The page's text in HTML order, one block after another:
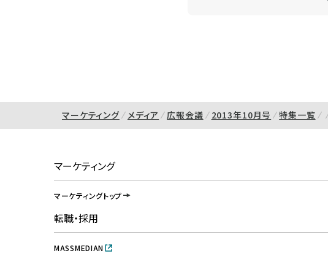
マーケティング メディア 広報会議 2013年10月号 特集一覧
マーケティング
マーケティングトップ
転職・採用
MASSMEDIAN